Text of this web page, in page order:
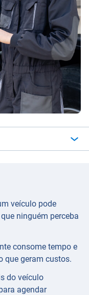
veículo pode
ninguém perceba
consome tempo e
que geram custos.
do veículo
agendar